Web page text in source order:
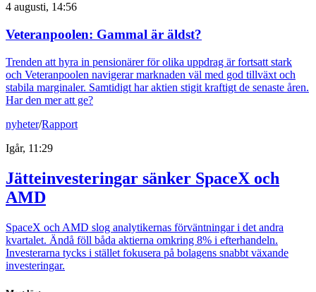
4 augusti, 14:56
Veteranpoolen: Gammal är äldst?
Trenden att hyra in pensionärer för olika uppdrag är fortsatt stark
och Veteranpoolen navigerar marknaden väl med god tillväxt och
stabila marginaler. Samtidigt har aktien stigit kraftigt de senaste åren.
Har den mer att ge?
nyheter/Rapport
Igår, 11:29
Jätteinvesteringar sänker SpaceX och
AMD
SpaceX och AMD slog analytikernas förväntningar i det andra
kvartalet. Ändå föll båda aktierna omkring 8% i efterhandeln.
Investerarna tycks i stället fokusera på bolagens snabbt växande
investeringar.